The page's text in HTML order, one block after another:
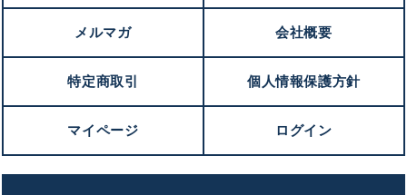
メルマガ 会社概要
特定商取引 個人情報保護方針
マイページ ログイン